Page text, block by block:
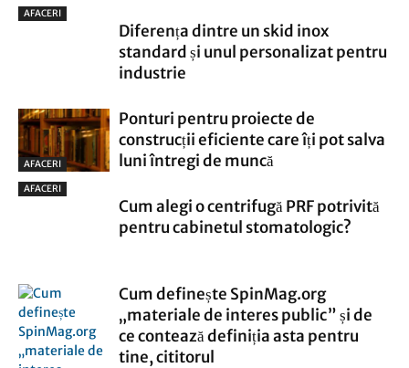
AFACERI
Diferența dintre un skid inox
standard și unul personalizat pentru
industrie
AFACERI
Ponturi pentru proiecte de
construcții eficiente care îți pot salva
luni întregi de muncă
AFACERI
Cum alegi o centrifugă PRF potrivită
pentru cabinetul stomatologic?
Cum definește SpinMag.org
„materiale de interes public” și de
ce contează definiția asta pentru
tine, cititorul